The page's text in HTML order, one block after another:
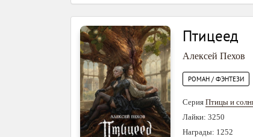
Птицеед
Алексей Пехов
РОМАН / ФЭНТЕЗИ
Серия Птицы и
Лайки: 3250
Награды: 1252